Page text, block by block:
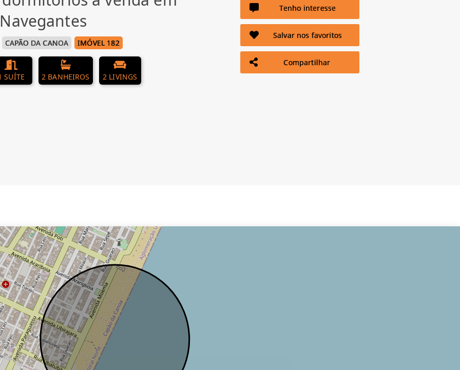
CAPÃO DA CANOA IMÓVEL 182
SUÍTE 2 BANHEIROS 2 LIVINGS
Tenho interesse
Salvar nos favoritos
Compartilhar